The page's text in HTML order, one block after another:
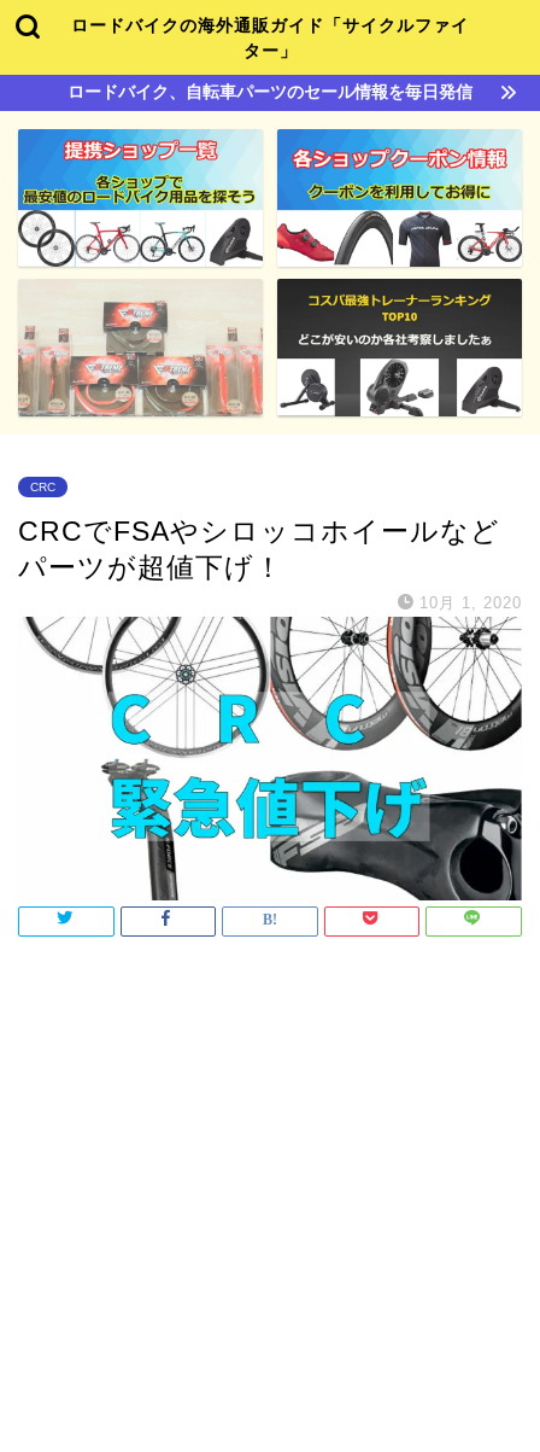
ロードバイクの海外通販ガイド「サイクルファイ
ター」
ロードバイク、自転車パーツのセール情報を毎日発信
CRC
CRCでFSAやシロッコホイールなど
パーツが超値下げ！
10月 1, 2020